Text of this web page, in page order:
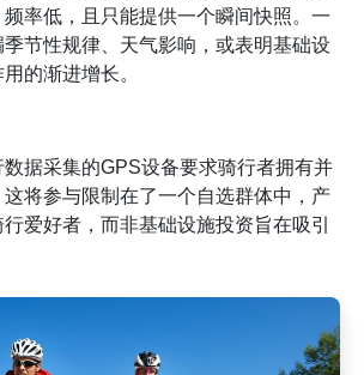
率低，且只能提供一个瞬间快照。一
节性规律、天气影响，或表明基础设
的渐进增长。
据采集的GPS设备要求骑行者拥有并
将参与限制在了一个自选群体中，产
爱好者，而非基础设施投资旨在吸引